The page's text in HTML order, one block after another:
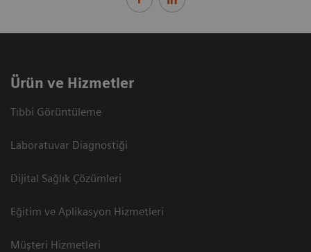
Ürün ve Hizmetler
Tıbbi Görüntüleme
Laboratuvar Diagnostiği
Dijital Sağlık Çözümleri
Eğitim ve Aplikasyon Hizmetleri
Müşteri Hizmetleri